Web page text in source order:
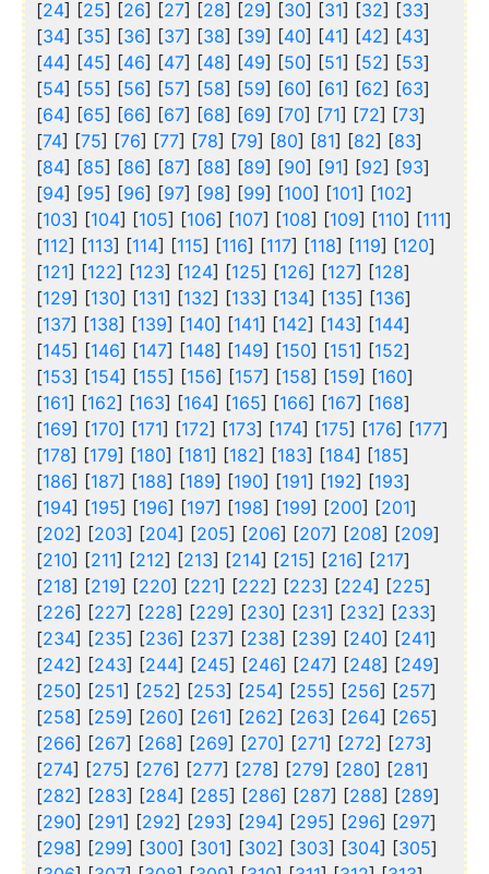
[24] [25] [26] [27] [28] [29] [30] [31] [32] [33]
[34] [35] [36] [37] [38] [39] [40] [41] [42] [43]
[44] [45] [46] [47] [48] [49] [50] [51] [52] [53]
[54] [55] [56] [57] [58] [59] [60] [61] [62] [63]
[64] [65] [66] [67] [68] [69] [70] [71] [72] [73]
[74] [75] [76] [77] [78] [79] [80] [81] [82] [83]
[84] [85] [86] [87] [88] [89] [90] [91] [92] [93]
[94] [95] [96] [97] [98] [99] [100] [101] [102]
[103] [104] [105] [106] [107] [108] [109] [110] [111]
[112] [113] [114] [115] [116] [117] [118] [119] [120]
[121] [122] [123] [124] [125] [126] [127] [128]
[129] [130] [131] [132] [133] [134] [135] [136]
[137] [138] [139] [140] [141] [142] [143] [144]
[145] [146] [147] [148] [149] [150] [151] [152]
[153] [154] [155] [156] [157] [158] [159] [160]
[161] [162] [163] [164] [165] [166] [167] [168]
[169] [170] [171] [172] [173] [174] [175] [176] [177]
[178] [179] [180] [181] [182] [183] [184] [185]
[186] [187] [188] [189] [190] [191] [192] [193]
[194] [195] [196] [197] [198] [199] [200] [201]
[202] [203] [204] [205] [206] [207] [208] [209]
[210] [211] [212] [213] [214] [215] [216] [217]
[218] [219] [220] [221] [222] [223] [224] [225]
[226] [227] [228] [229] [230] [231] [232] [233]
[234] [235] [236] [237] [238] [239] [240] [241]
[242] [243] [244] [245] [246] [247] [248] [249]
[250] [251] [252] [253] [254] [255] [256] [257]
[258] [259] [260] [261] [262] [263] [264] [265]
[266] [267] [268] [269] [270] [271] [272] [273]
[274] [275] [276] [277] [278] [279] [280] [281]
[282] [283] [284] [285] [286] [287] [288] [289]
[290] [291] [292] [293] [294] [295] [296] [297]
[298] [299] [300] [301] [302] [303] [304] [305]